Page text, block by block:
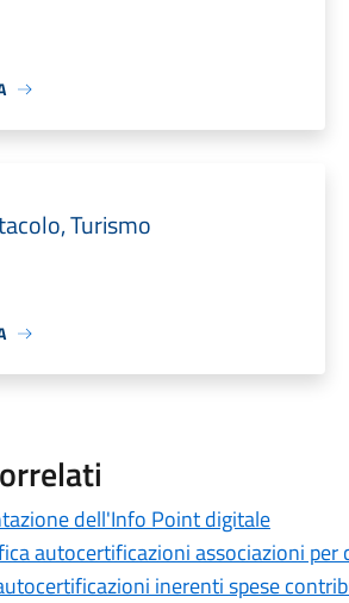
Turismo
dell'Info Point digitale
autocertificazioni associazioni
inerenti spese